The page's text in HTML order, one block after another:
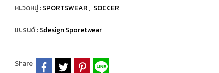
หมวดหมู่ :SPORTSWEAR, SOCCER
แบรนด์ :Sdesign Sporetwear
Share